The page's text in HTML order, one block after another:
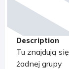
Description
Tu znajdują
żadnej grupy